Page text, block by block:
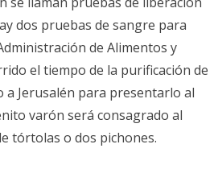
dos pruebas de sangre para
de Alimentos y
el tiempo de la purificación de
a Jerusalén para presentarlo al
varón será consagrado al
tórtolas o dos pichones.